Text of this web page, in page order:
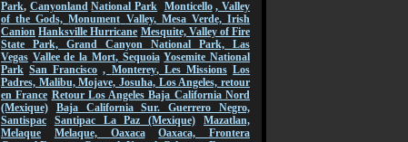
Park, Canyonland National Park Monticello , Valley
of the Gods,Monument Valley,Mesa Verde, Irish
Canion Hanksville Hurricane Mesquite, Valley of Fire
State Park, Grand Canyon National Park, Las
Vegas Vallee dela Mort,Sequoia Yosemite National
Park San Francisco , Monterey, Les Missions Los
Padres, Malibu, Mojave, Josuha, Los Angeles, retour
en France Retour Los Angeles Baja California Nord
(Mexique)
Baja California Sur. Guerrero Negro,
Santispac
Santipac La Paz (Mexique)
Mazatlan,
Melaque
Melaque, Oaxaca
Oaxaca, Frontera